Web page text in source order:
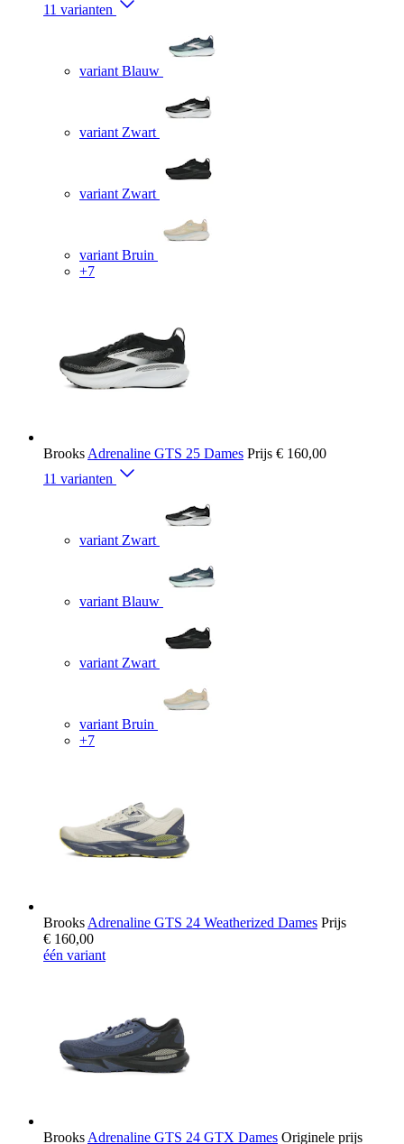
11 varianten
variant Blauw
variant Zwart
variant Zwart
variant Bruin
+7
Brooks Adrenaline GTS 25 Dames Prijs € 160,00
11 varianten
variant Zwart
variant Blauw
variant Zwart
variant Bruin
+7
Brooks Adrenaline GTS 24 Weatherized Dames Prijs
€ 160,00
één variant
Brooks Adrenaline GTS 24 GTX Dames Originele prijs